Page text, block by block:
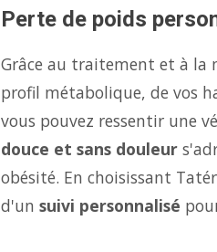
Perte de poids
Grâce au traitement et à la
profil métabolique, de vos
vous pouvez ressentir une
douce et sans douleur
obésité. En choisissant
d'un suivi personnalisé